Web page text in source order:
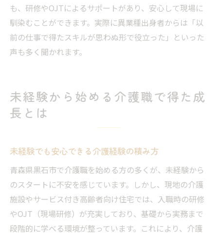
も、研修やOJTによるサポートがあり、安心して現場に
馴染むことができます。実際に異業種出身者からは「以
前の仕事で得たスキルが思わぬ形で役立った」といった
声も多く聞かれます。
未経験から始める介護職で得た成
長とは
未経験でも安心できる介護経験の積み方
青森県黒石市で介護職を始める方の多くが、未経験から
のスタートに不安を感じています。しかし、現地の介護
施設やサービス付き高齢者向け住宅では、入職時の研修
やOJT（現場研修）が充実しており、基礎から実務まで
段階的に学べる環境が整っています。これにより、介護